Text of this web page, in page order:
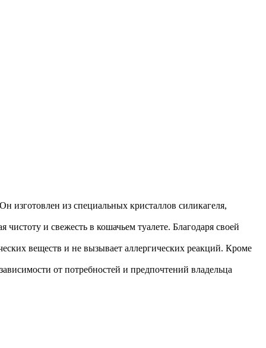
изготовлен из специальных кристаллов силикагеля,
и свежесть в кошачьем туалете. Благодаря своей
веществ и не вызывает аллергических реакций. Кроме
от потребностей и предпочтений владельца